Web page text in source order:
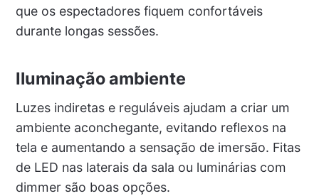
que os espectadores fiquem confortáveis
durante longas sessões.
Iluminação ambiente
Luzes indiretas e reguláveis ajudam a criar um
ambiente aconchegante, evitando reflexos na
tela e aumentando a sensação de imersão. Fitas
de LED nas laterais da sala ou luminárias com
dimmer são boas opções.